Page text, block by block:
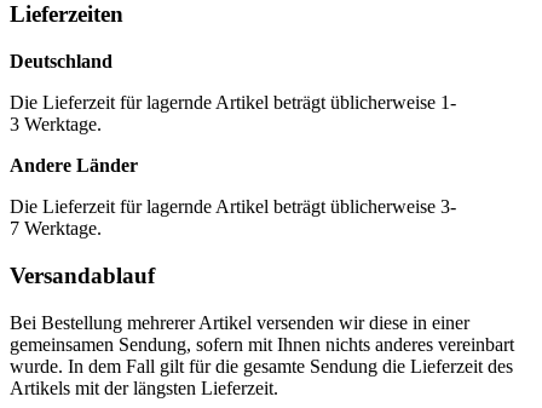
Lieferzeiten
Deutschland
Die Lieferzeit für lagernde Artikel beträgt üblicherweise 1-
3 Werktage.
Andere Länder
Die Lieferzeit für lagernde Artikel beträgt üblicherweise 3-
7 Werktage.
Versandablauf
Bei Bestellung mehrerer Artikel versenden wir diese in einer
gemeinsamen Sendung, sofern mit Ihnen nichts anderes vereinbart
wurde. In dem Fall gilt für die gesamte Sendung die Lieferzeit des
Artikels mit der längsten Lieferzeit.